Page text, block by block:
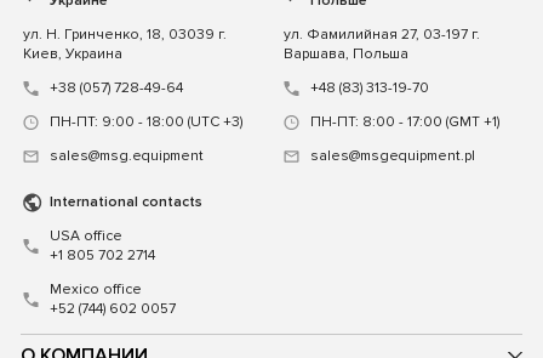
ул. Н. Гринченко, 18, 03039 г.
Киев, Украина
+38 (057) 728-49-64
ПН-ПТ: 9:00 - 18:00 (UTC +3)
sales@msg.equipment
ул. Фамилийная 27, 03-197 г.
Варшава, Польша
+48 (83) 313-19-70
ПН-ПТ: 8:00 - 17:00 (GMT +1)
sales@msgequipment.pl
International contacts
USA office
+1 805 702 2714
Mexico office
+52 (744) 602 0057